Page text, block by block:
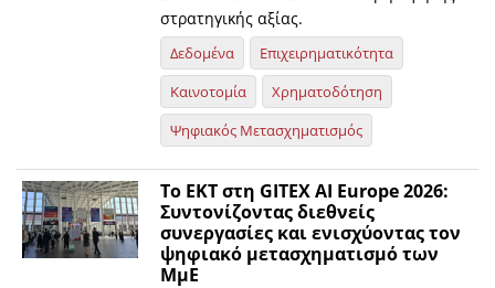
στρατηγικής αξίας.
Δεδομένα
Επιχειρηματικότητα
Καινοτομία
Χρηματοδότηση
Ψηφιακός Μετασχηματισμός
Το ΕΚΤ στη GITEX AI Europe 2026:
Συντονίζοντας διεθνείς
συνεργασίες και ενισχύοντας τον
ψηφιακό μετασχηματισμό των
ΜμΕ